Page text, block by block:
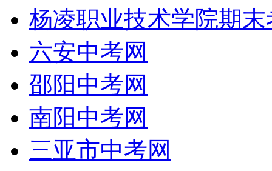
杨凌职业技术学院期
六安中考网
邵阳中考网
南阳中考网
三亚市中考网